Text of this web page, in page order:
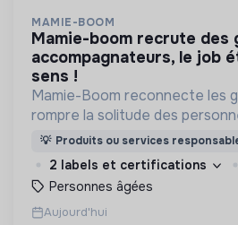
MAMIE-BOOM
mamie-boom recrute des gentils
accompagnateurs, le job
sens !
Mamie-Boom reconnecte les
rompre la solitude des
visites d'étudiants chaque
💡 Produits ou services
2 labels et certifications
Personnes âgées
Aujourd'hui